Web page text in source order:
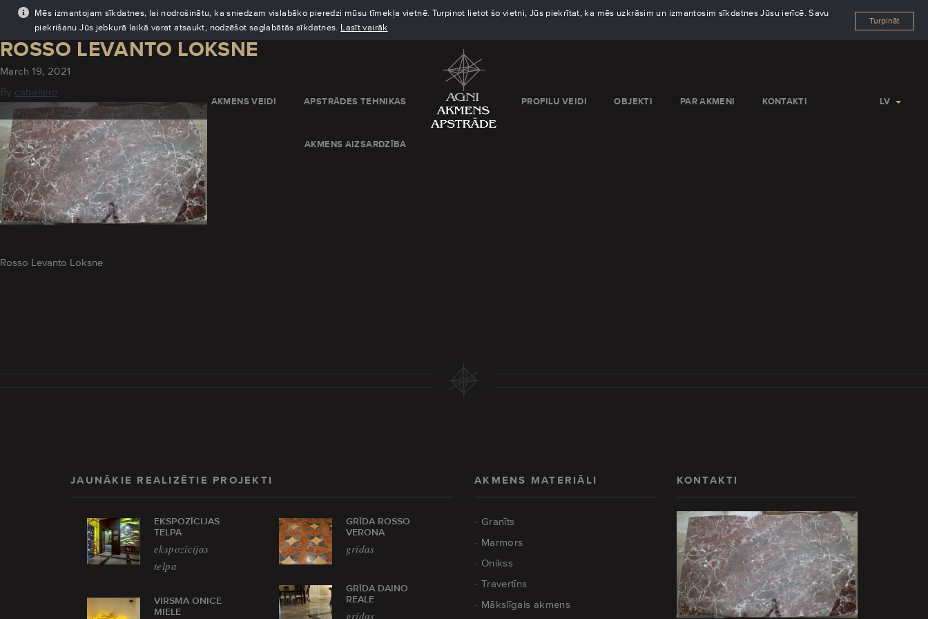
Mēs izmantojam sīkdatnes, lai nodrošinātu, ka sniedzam vislabāko pieredzi mūsu tīmekļa vietnē. Turpinot lietot šo vietni, Jūs piekrītat, ka mēs uzkrāsim un izmantosim sīkdatnes Jūsu ierīcē. Savu
piekrišanu Jūs jebkurā laikā varat atsaukt, nodzēšot saglabātās sīkdatnes. Lasīt vairāk
Turpināt
AKMENS VEIDI APSTRĀDES TEHNIKAS
AKMENS AIZSARDZĪBA
PROFILU VEIDI OBJEKTI PAR AKMENI KONTAKTI LV
ROSSO LEVANTO LOKSNE
March 19, 2021
By caballero
Rosso Levanto Loksne
JAUNĀKIE REALIZĒTIE PROJEKTI
EKSPOZĪCIJAS
TELPA
ekspozīcijas
telpa
VIRSMA ONICE
MIELE
GRĪDA ROSSO
VERONA
grīdas
GRĪDA DAINO
REALE
grīdas
AKMENS MATERIĀLI
Granīts
Marmors
Onikss
Travertīns
Mākslīgais akmens
KONTAKTI